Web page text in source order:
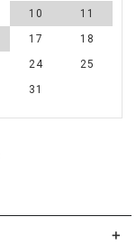
10
11
17
18
24
25
31